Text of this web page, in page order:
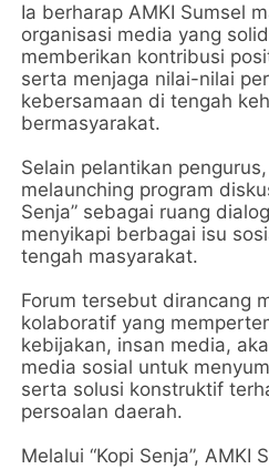
Ia berharap AMKI Sumsel
organisasi media yang
memberikan kontribusi
serta menjaga nilai-nilai
kebersamaan di tengah
bermasyarakat.
Selain pelantikan
melaunching program
Senja” sebagai ruang
menyikapi berbagai isu
tengah masyarakat.
Forum tersebut dirancang
kolaboratif yang
kebijakan, insan media,
media sosial untuk
serta solusi konstruktif
persoalan daerah.
Melalui “Kopi Senja”, AMKI